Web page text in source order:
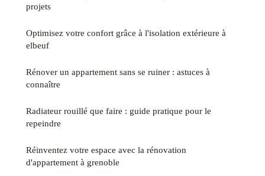
projets
Optimisez votre confort grâce à l'isolation extérieure à
elbeuf
Rénover un appartement sans se ruiner : astuces à
connaître
Radiateur rouillé que faire : guide pratique pour le
repeindre
Réinventez votre espace avec la rénovation
d'appartement à grenoble